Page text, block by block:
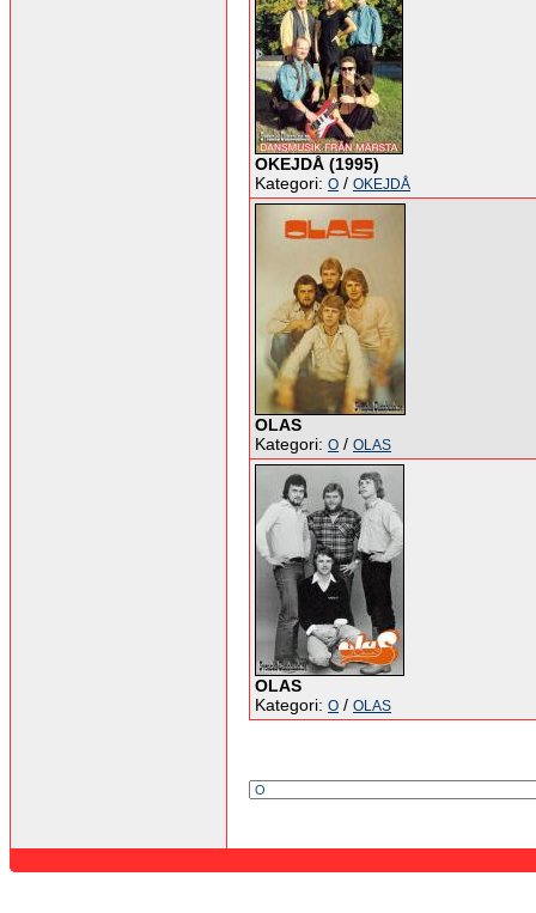
OKEJDÅ (1995)
Kategori: O / OKEJDÅ
OLAS
Kategori: O / OLAS
OLAS
Kategori: O / OLAS